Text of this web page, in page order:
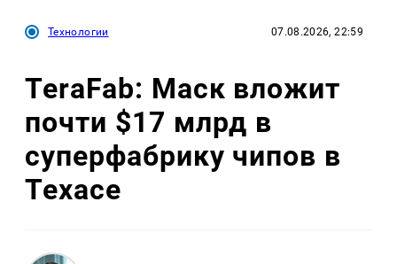
Технологии 07.08.2026, 22:59
TeraFab: Маск вложит
почти $17 млрд в
суперфабрику чипов в
Техасе